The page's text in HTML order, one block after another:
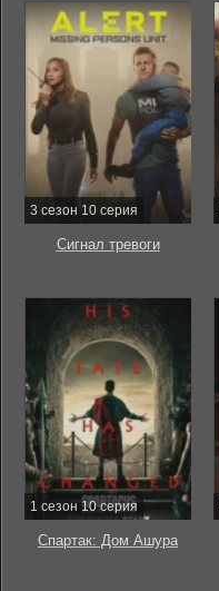
3 сезон 10 серия
Сигнал тревоги
1 сезон 10 серия
Спартак: Дом Ашура